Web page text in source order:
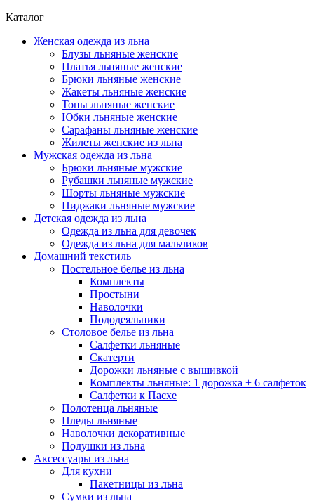
Каталог
Женская одежда из льна
Блузы льняные женские
Платья льняные женские
Брюки льняные женские
Жакеты льняные женские
Топы льняные женские
Юбки льняные женские
Сарафаны льняные женские
Жилеты женские из льна
Мужская одежда из льна
Брюки льняные мужские
Рубашки льняные мужские
Шорты льняные мужские
Пиджаки льняные мужские
Детская одежда из льна
Одежда из льна для девочек
Одежда из льна для мальчиков
Домашний текстиль
Постельное белье из льна
Комплекты
Простыни
Наволочки
Пододеяльники
Столовое белье из льна
Салфетки льняные
Скатерти
Дорожки льняные с вышивкой
Комплекты льняные: 1 дорожка + 6 салфеток
Салфетки к Пасхе
Полотенца льняные
Пледы льняные
Наволочки декоративные
Подушки из льна
Аксессуары из льна
Для кухни
Пакетницы из льна
Сумки из льна